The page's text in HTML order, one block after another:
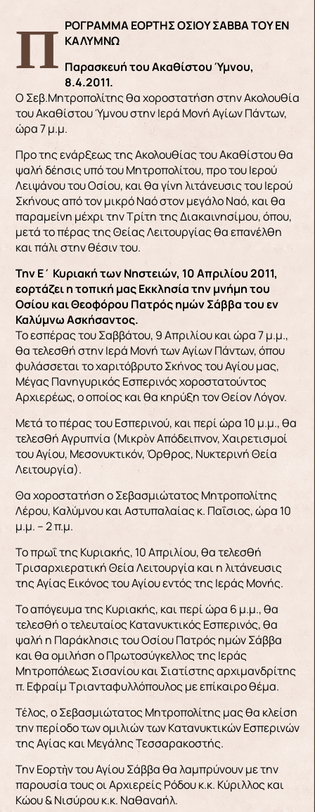
ΠΡΟΓΡΑΜΜΑ ΕΟΡΤΗΣ ΟΣΙΟΥ ΣΑΒΒΑ ΤΟΥ ΕΝ ΚΑΛΥΜΝΩ
Παρασκευή του Ακαθίστου Ύμνου,
8.4.2011.
Ο Σεβ.Μητροπολίτης θα χοροστατήση στην Ακολουθία
του Ακαθίστου Ύμνου στην Ιερά Μονή Αγίων Πάντων,
ώρα 7 μ.μ.
Προ της ενάρξεως της Ακολουθίας του Ακαθίστου θα
ψαλή δέησις υπό του Μητροπολίτου, προ του Ιερού
Λειψάνου του Οσίου, και θα γίνη λιτάνευσις του Ιερού
Σκήνους από τον μικρό Ναό στον μεγάλο Ναό, και θα
παραμείνη μέχρι την Τρίτη της Διακαινησίμου, όπου,
μετά το πέρας της Θείας Λειτουργίας θα επανέλθη
και πάλι στην θέσιν του.
Την Ε΄ Κυριακή των Νηστειών, 10 Απριλίου 2011,
εορτάζει η τοπική μας Εκκλησία την μνήμη του
Οσίου και Θεοφόρου Πατρός ημών Σάββα του εν
Καλύμνω Ασκήσαντος.
Το εσπέρας του Σαββάτου, 9 Απριλίου και ώρα 7 μ.μ.,
θα τελεσθή στην Ιερά Μονή των Αγίων Πάντων, όπου
φυλάσσεται το χαριτόβρυτο Σκήνος του Αγίου μας,
Μέγας Πανηγυρικός Εσπερινός χοροστατούντος
Αρχιερέως, ο οποίος και θα κηρύξη τον Θείον Λόγον.
Μετά το πέρας του Εσπερινού, και περί ώρα 10 μ.μ., θα
τελεσθή Αγρυπνία (Μικρὸν Απόδειπνον, Χαιρετισμοί
του Αγίου, Μεσονυκτικόν, Όρθρος, Νυκτερινή Θεία
Λειτουργία).
Θα χοροστατήση ο Σεβασμιώτατος Μητροπολίτης
Λέρου, Καλύμνου και Αστυπαλαίας κ. Παΐσιος, ώρα 10
μ.μ. – 2 π.μ.
Το πρωΐ της Κυριακής, 10 Απριλίου, θα τελεσθή
Τρισαρχιερατική Θεία Λειτουργία και η λιτάνευσις
της Αγίας Εικόνος του Αγίου εντός της Ιεράς Μονής.
Το απόγευμα της Κυριακής, και περί ώρα 6 μ.μ., θα
τελεσθή ο τελευταίος Κατανυκτικός Εσπερινός, θα
ψαλή η Παράκλησις του Οσίου Πατρός ημών Σάββα
και θα ομιλήση ο Πρωτοσύγκελλος της Ιεράς
Μητροπόλεως Σισανίου και Σιατίστης αρχιμανδρίτης
π. Εφραίμ Τριανταφυλλόπουλος με επίκαιρο θέμα.
Τέλος, ο Σεβασμιώτατος Μητροπολίτης μας θα κλείση
την περίοδο των ομιλιών των Κατανυκτικών Εσπερινών
της Αγίας και Μεγάλης Τεσσαρακοστής.
Την Εορτὴν του Αγίου Σάββα θα λαμπρύνουν με την
παρουσία τους οι Αρχιερείς Ρόδου κ.κ. Κύριλλος και
Κώου & Νισύρου κ.κ. Ναθαναήλ.